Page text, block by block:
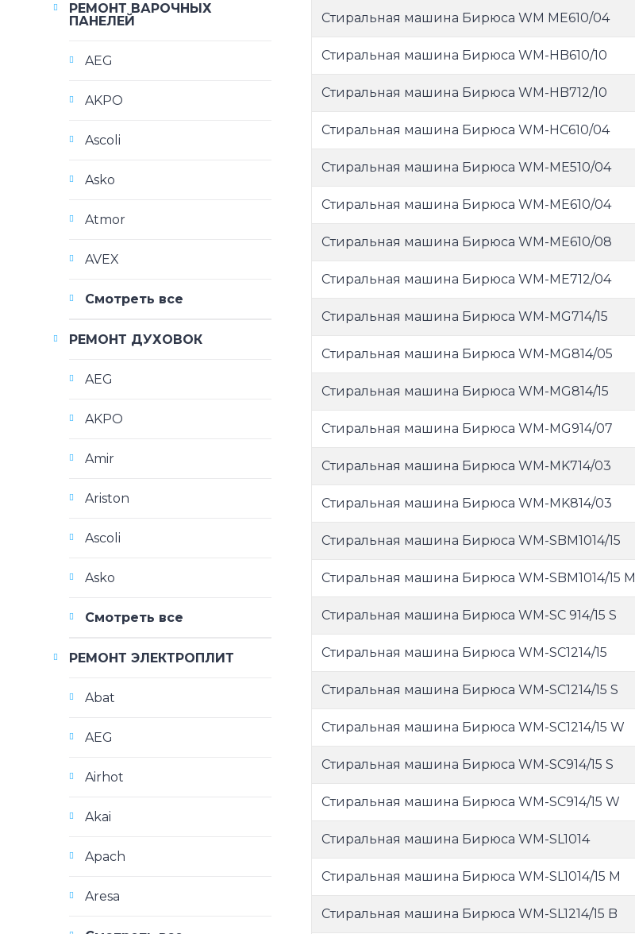
Стиральная машина Бирюса WM ME610/04
Стиральная машина Бирюса WM-HB610/10
Стиральная машина Бирюса WM-HB712/10
Стиральная машина Бирюса WM-HC610/04
Стиральная машина Бирюса WM-ME510/04
Стиральная машина Бирюса WM-ME610/04
Стиральная машина Бирюса WM-ME610/08
Стиральная машина Бирюса WM-ME712/04
Стиральная машина Бирюса WM-MG714/15
Стиральная машина Бирюса WM-MG814/05
Стиральная машина Бирюса WM-MG814/15
Стиральная машина Бирюса WM-MG914/07
Стиральная машина Бирюса WM-MK714/03
Стиральная машина Бирюса WM-MK814/03
Стиральная машина Бирюса WM-SBM1014/15
Стиральная машина Бирюса WM-SBM1014/15 M
Стиральная машина Бирюса WM-SC 914/15 S
Стиральная машина Бирюса WM-SC1214/15
Стиральная машина Бирюса WM-SC1214/15 S
Стиральная машина Бирюса WM-SC1214/15 W
Стиральная машина Бирюса WM-SC914/15 S
Стиральная машина Бирюса WM-SC914/15 W
Стиральная машина Бирюса WM-SL1014
Стиральная машина Бирюса WM-SL1014/15 M
Стиральная машина Бирюса WM-SL1214/15 B
РЕМОНТ ВАРОЧНЫХ
ПАНЕЛЕЙ
AEG
AKPO
Ascoli
Asko
Atmor
AVEX
Смотреть все
РЕМОНТ ДУХОВОК
AEG
AKPO
Amir
Ariston
Ascoli
Asko
Смотреть все
РЕМОНТ ЭЛЕКТРОПЛИТ
Abat
AEG
Airhot
Akai
Apach
Aresa